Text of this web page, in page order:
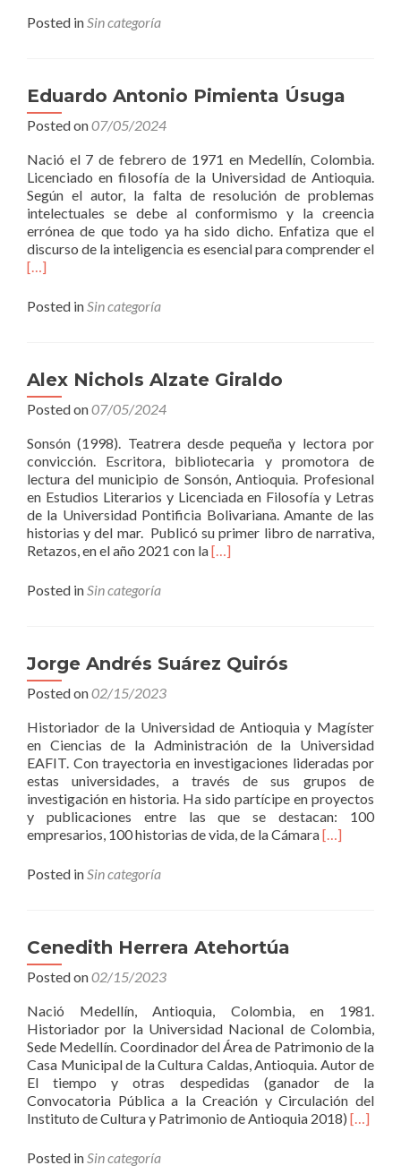
about
John
Cartagena
Posted inSin categoría
Eduardo Antonio Pimienta Úsuga
Posted on07/05/2024
Nació el 7 de febrero de 1971 en Medellín, Colombia.
Licenciado en filosofía de la Universidad de Antioquia.
Según el autor, la falta de resolución de problemas
intelectuales se debe al conformismo y la creencia
errónea de que todo ya ha sido dicho. Enfatiza que el
discurso de la inteligencia es esencial para comprender el
Read
about
Úsuga
[…]
Posted inSin categoría
Alex Nichols Alzate Giraldo
Posted on07/05/2024
Sonsón (1998). Teatrera desde pequeña y lectora por
convicción. Escritora, bibliotecaria y promotora de
lectura del municipio de Sonsón, Antioquia. Profesional
en Estudios Literarios y Licenciada en Filosofía y Letras
de la Universidad Pontificia Bolivariana. Amante de las
historias y del mar. Publicó su primer libro de narrativa,
Retazos, en el año 2021 con laRead
Giraldo
[…]
Posted inSin categoría
Jorge Andrés Suárez Quirós
Posted on02/15/2023
Historiador de la Universidad de Antioquia y Magíster
en Ciencias de la Administración de la Universidad
EAFIT. Con trayectoria en investigaciones lideradas por
estas universidades, a través de sus grupos de
investigación en historia. Ha sido partícipe en proyectos
y publicaciones entre las que se destacan: 100
empresarios, 100 historias de vida, de la CámaraRead
[…]
Posted inSin categoría
Cenedith Herrera Atehortúa
Posted on02/15/2023
Nació Medellín, Antioquia, Colombia, en 1981.
Historiador por la Universidad Nacional de Colombia,
Sede Medellín. Coordinador del Área de Patrimonio de la
Casa Municipal de la Cultura Caldas, Antioquia. Autor de
El tiempo y otras despedidas (ganador de la
Convocatoria Pública a la Creación y Circulación del
Instituto de Cultura y Patrimonio de Antioquia 2018) Read
[…]
Posted inSin categoría